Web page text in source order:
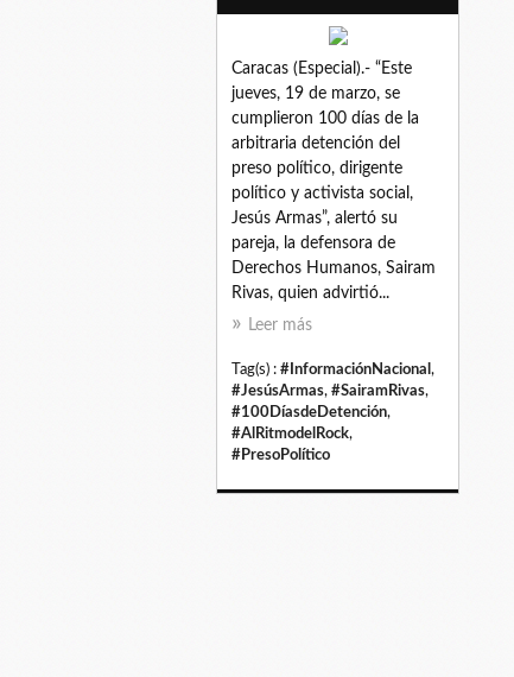
Caracas (Especial).- “Este
jueves, 19 de marzo, se
cumplieron 100 días de la
arbitraria detención del
preso político, dirigente
político y activista social,
Jesús Armas”, alertó su
pareja, la defensora de
Derechos Humanos, Sairam
Rivas, quien advirtió...
Leer más
Tag(s) : #InformaciónNacional ,
#JesúsArmas, #SairamRivas,
#100DíasdeDetención,
#AlRitmodelRock,
#PresoPolítico